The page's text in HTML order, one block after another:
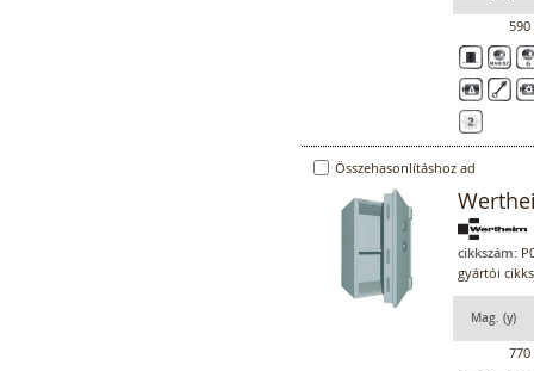
590
Összehasonlításhoz ad
cikkszám:
gyártói
Mag. (y)
770